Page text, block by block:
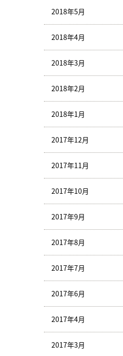
2018年5月
2018年4月
2018年3月
2018年2月
2018年1月
2017年12月
2017年11月
2017年10月
2017年9月
2017年8月
2017年7月
2017年6月
2017年4月
2017年3月